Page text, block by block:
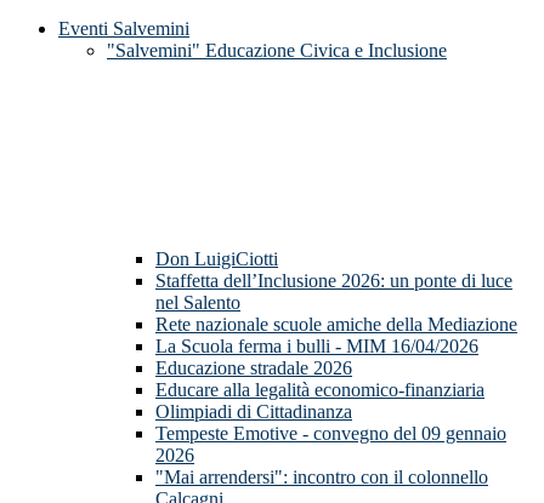
Eventi Salvemini
"Salvemini" Educazione Civica e Inclusione
Don LuigiCiotti
Staffetta dell’Inclusione 2026: un ponte di luce
nel Salento
Rete nazionale scuole amiche della Mediazione
La Scuola ferma i bulli - MIM 16/04/2026
Educazione stradale 2026
Educare alla legalità economico-finanziaria
Olimpiadi di Cittadinanza
Tempeste Emotive - convegno del 09 gennaio
2026
"Mai arrendersi": incontro con il colonnello